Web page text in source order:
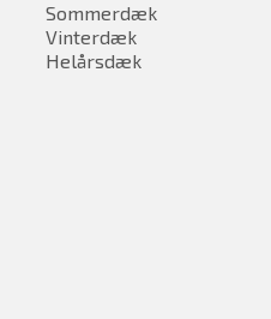
Sommerdæk
Vinterdæk
Helårsdæk